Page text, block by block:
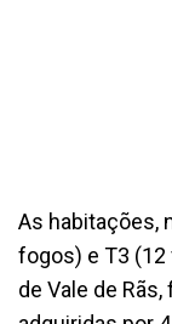
As habitações,
fogos) e T3 (12
de Vale de